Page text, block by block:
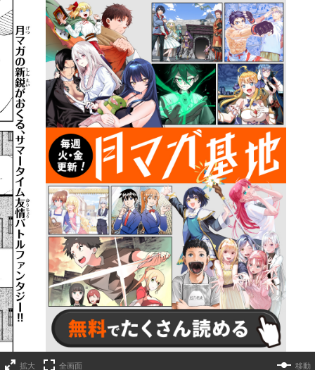
拡大 全画面 移動